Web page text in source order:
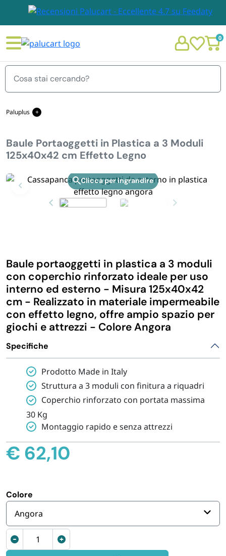
0
Menu
STOVIGLIE E TOVAGLIOLI
GIARDINO E ARREDO PER ESTERNO
IMBALLAGGIO E CANCELLERIA
CASA E PERSONA
FERRAMENTA E LINEA AUTO
PERSONA E MEDICALI
PET
PARTY
FORNITURE SETTORE HO.RE.CA
Chi siamo
Personalizzazione Monouso
Paluplus
Baule Portaoggetti in Plastica a 3 Moduli
125x40x42 cm Effetto Legno
Zoom
Baule portaoggetti in plastica a 3 moduli
con coperchio rinforzato ideale per uso
interno ed esterno - Misura 125x40x42
cm - Realizzato in materiale impermeabile
con effetto legno, offre ampio spazio per
giochi e attrezzi - Colore Angora
Specifiche
Prodotto Made in Italy
Struttura a 3 moduli con finitura a riquadri
Coperchio rinforzato con portata massima
30 Kg
Montaggio rapido e senza attrezzi
€ 62,10
Colore
Angora
Baule
Portaoggetti